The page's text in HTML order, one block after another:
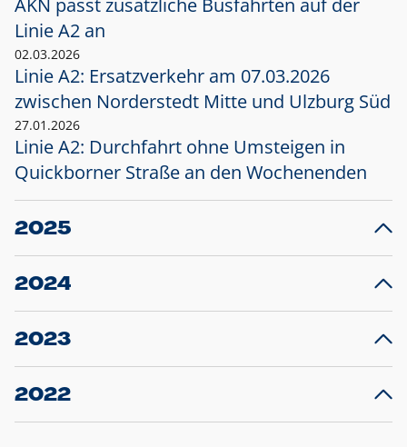
AKN passt zusätzliche Busfahrten auf der
Linie A2 an
02.03.2026
Linie A2: Ersatzverkehr am 07.03.2026
zwischen Norderstedt Mitte und Ulzburg Süd
27.01.2026
Linie A2: Durchfahrt ohne Umsteigen in
Quickborner Straße an den Wochenenden
2025
23.12.2025
Projekt S5: Start der Bauarbeiten am
2024
10.12.2024
Großprojekt S5: Sperrung der Bahnstraße in
2023
20.12.2023
Schleswig-Holstein verlängert den
2022
22.12.2022